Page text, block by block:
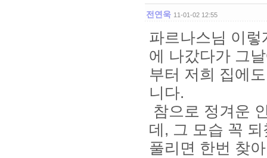
전연욱 11-01-02 12:55
파르나스님 이
에 나갔다가 그
부터 저희 집에
니다.
참으로 정겨운
데, 그 모습 꼭
풀리면 한번 찾